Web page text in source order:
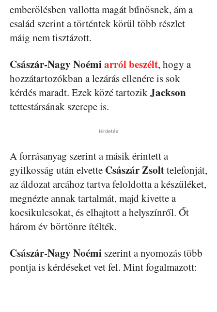
emberölésben vallotta magát bűnösnek, ám a
család szerint a történtek körül több részlet
máig nem tisztázott.
Császár-Nagy Noémiarról beszélt, hogy a
hozzátartozókban a lezárás ellenére is sok
kérdés maradt. Ezek közé tartozikJackson
tettestársának szerepe is.
Hirdetés
A forrásanyag szerint a másik érintett a
gyilkosság után elvette Császár Zsolttelefonját,
az áldozat arcához tartva feloldotta a készüléket,
megnézte annak tartalmát, majd kivette a
kocsikulcsokat, és elhajtott a helyszínről. Őt
három év börtönre ítélték.
Császár-Nagy Noémi szerint a nyomozás több
pontja is kérdéseket vet fel. Mint fogalmazott: